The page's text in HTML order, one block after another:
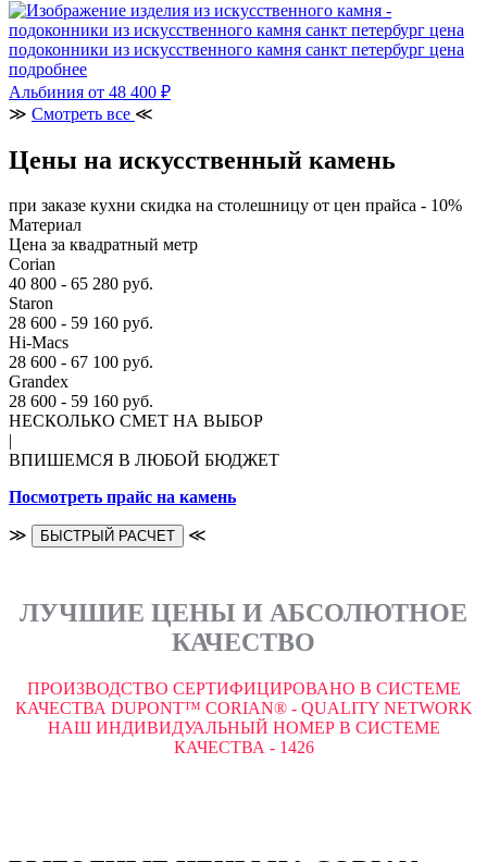
подоконники из искусственного камня санкт петербург цена
подробнее
Альбиния от 48 400 ₽
≫ Смотреть все ≪
Цены на искусственный камень
при заказе кухни скидка на столешницу от цен прайса - 10%
Материал
Цена за квадратный метр
Corian
40 800 - 65 280 руб.
Staron
28 600 - 59 160 руб.
Hi-Macs
28 600 - 67 100 руб.
Grandex
28 600 - 59 160 руб.
НЕСКОЛЬКО СМЕТ НА ВЫБОР
|
ВПИШЕМСЯ В ЛЮБОЙ БЮДЖЕТ
Посмотреть прайс на камень
≫ БЫСТРЫЙ РАСЧЕТ ≪
ЛУЧШИЕ ЦЕНЫ И АБСОЛЮТНОЕ
КАЧЕСТВО
ПРОИЗВОДСТВО СЕРТИФИЦИРОВАНО В СИСТЕМЕ
КАЧЕСТВА DUPONT™ CORIAN® - QUALITY NETWORK
НАШ ИНДИВИДУАЛЬНЫЙ НОМЕР В СИСТЕМЕ
КАЧЕСТВА - 1426